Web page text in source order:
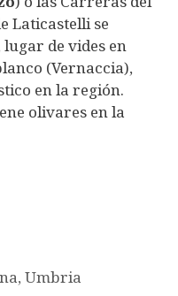
Laticastelli se
de vides en
(Vernaccia),
en la región.
olivares en la
,Umbria